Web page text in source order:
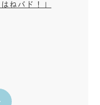
ねバド！」